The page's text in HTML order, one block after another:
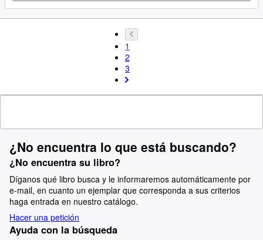
1
2
3
¿No encuentra lo que está buscando?
¿No encuentra su libro?
Díganos qué libro busca y le informaremos automáticamente por
e-mail, en cuanto un ejemplar que corresponda a sus criterios
haga entrada en nuestro catálogo.
Hacer una petición
Ayuda con la búsqueda